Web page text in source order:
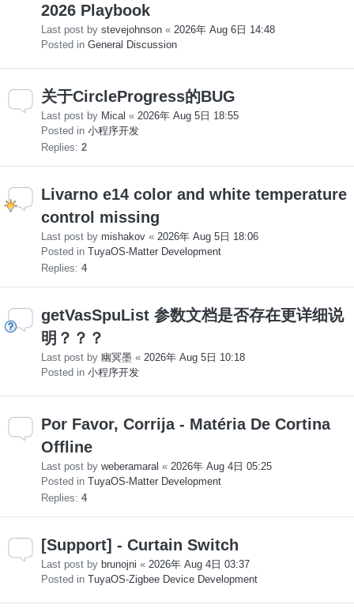
2026 Playbook
Last post by stevejohnson « 2026年 Aug 6日 14:48
Posted in General Discussion
关于CircleProgress的BUG
Last post by Mical « 2026年 Aug 5日 18:55
Posted in 小程序开发
Replies: 2
Livarno e14 color and white temperature
control missing
Last post by mishakov « 2026年 Aug 5日 18:06
Posted in TuyaOS-Matter Development
Replies: 4
getVasSpuList 参数文档是否存在更详细说
明？？？
Last post by 幽冥墨 « 2026年 Aug 5日 10:18
Posted in 小程序开发
Por Favor, Corrija - Matéria De Cortina
Offline
Last post by weberamaral « 2026年 Aug 4日 05:25
Posted in TuyaOS-Matter Development
Replies: 4
[Support] - Curtain Switch
Last post by brunojni « 2026年 Aug 4日 03:37
Posted in TuyaOS-Zigbee Device Development